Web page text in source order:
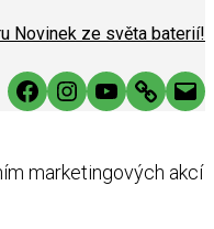
Novinek ze světa baterií!
Facebook
Instagram
YouTube
Link
marketingových akcí